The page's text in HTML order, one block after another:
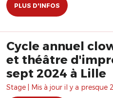
PLUS D'INFOS
Cycle annuel
et théâtre
sept 2024 à Lille
Stage | Mis à jour il y a presque